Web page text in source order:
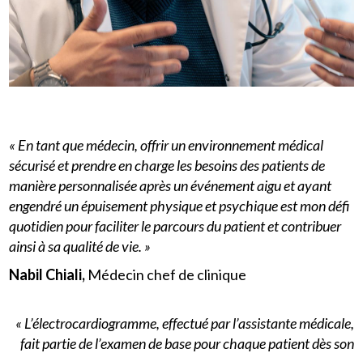
« En tant que médecin, offrir un environnement médical
sécurisé et prendre en charge les besoins des patients de
manière personnalisée après un événement aigu et ayant
engendré un épuisement physique et psychique est mon défi
quotidien pour faciliter le parcours du patient et contribuer
ainsi à sa qualité de vie. »
Nabil Chiali, Médecin chef de clinique
« L’électrocardiogramme, effectué par l’assistante médicale,
fait partie de l’examen de base pour chaque patient dès son